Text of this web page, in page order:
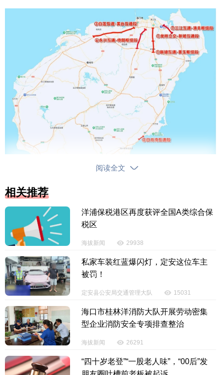
阅读全文
相关推荐
洋浦保税港区再度获评全国A类综合保
税区
海拔新闻 29938
私家车装红蓝爆闪灯，定安这位车主
被罚！
定安县公安局交通管理大队 15031
海口市桂林洋消防大队开展劳动密集
型企业消防安全专项排查整治
海拔新闻 26291
“四十岁老登”“一股老人味”，“00后”发